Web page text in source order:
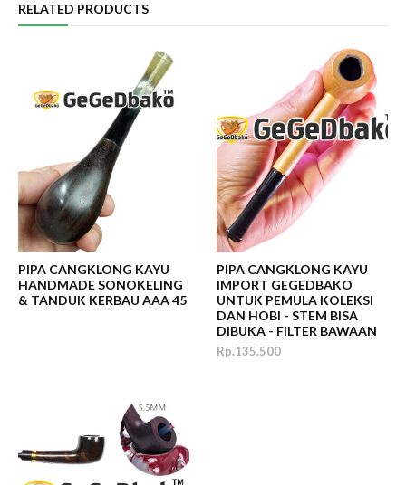
RELATED PRODUCTS
PIPA CANGKLONG KAYU
HANDMADE SONOKELING
& TANDUK KERBAU AAA 45
PIPA CANGKLONG KAYU
IMPORT GEGEDBAKO
UNTUK PEMULA KOLEKSI
DAN HOBI - STEM BISA
DIBUKA - FILTER BAWAAN
Rp.135.500